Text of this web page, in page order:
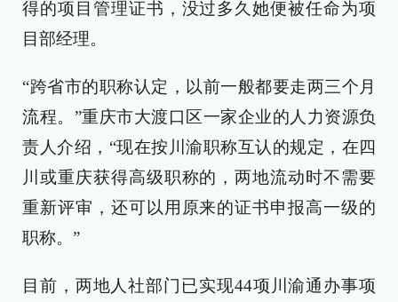
得的项目管理证书，没过多久她便被任命为项
目部经理。
“跨省市的职称认定，以前一般都要走两三个月
流程。”重庆市大渡口区一家企业的人力资源负
责人介绍，“现在按川渝职称互认的规定，在四
川或重庆获得高级职称的，两地流动时不需要
重新评审，还可以用原来的证书申报高一级的
职称。”
目前，两地人社部门已实现44项川渝通办事项